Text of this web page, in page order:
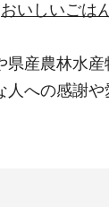
おいしいごは
産農林水
への感謝